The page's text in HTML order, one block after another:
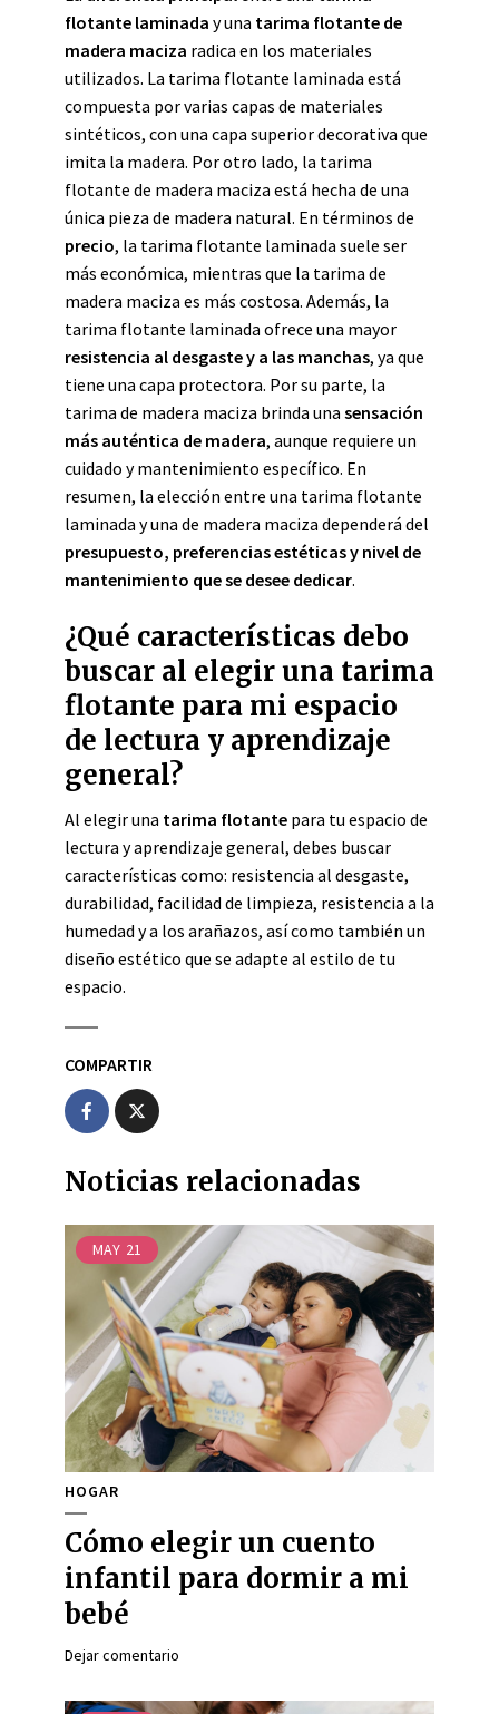
flotante laminada y una tarima flotante de
madera maciza radica en los materiales
utilizados. La tarima flotante laminada está
compuesta por varias capas de materiales
sintéticos, con una capa superior decorativa que
imita la madera. Por otro lado, la tarima
flotante de madera maciza está hecha de una
única pieza de madera natural. En términos de
precio, la tarima flotante laminada suele ser
más económica, mientras que la tarima de
madera maciza es más costosa. Además, la
tarima flotante laminada ofrece una mayor
resistencia al desgaste y a las manchas, ya que
tiene una capa protectora. Por su parte, la
tarima de madera maciza brinda una sensación
más auténtica de madera, aunque requiere un
cuidado y mantenimiento específico. En
resumen, la elección entre una tarima flotante
laminada y una de madera maciza dependerá del
presupuesto, preferencias estéticas y nivel de
mantenimiento que se desee dedicar.
¿Qué características debo
buscar al elegir una tarima
flotante para mi espacio
de lectura y aprendizaje
general?
Al elegir una tarima flotante para tu espacio de
lectura y aprendizaje general, debes buscar
características como: resistencia al desgaste,
durabilidad, facilidad de limpieza, resistencia a la
humedad y a los arañazos, así como también un
diseño estético que se adapte al estilo de tu
espacio.
COMPARTIR
Noticias relacionadas
MAY 21
HOGAR
Cómo elegir un cuento
infantil para dormir a mi
bebé
Dejar comentario